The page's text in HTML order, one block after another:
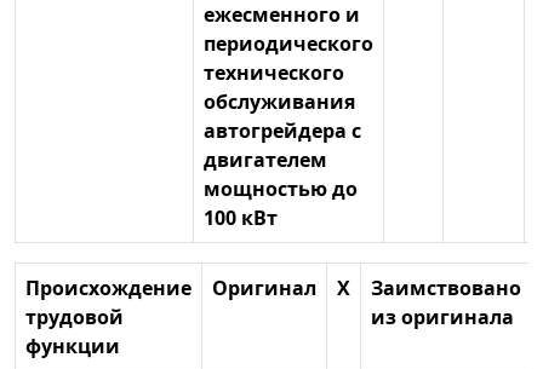
ежесменного и
периодического
технического
обслуживания
автогрейдера с
двигателем
мощностью до
100 кВт
Происхождение
трудовой
функции
Оригинал X
Заимствовано
из оригинала